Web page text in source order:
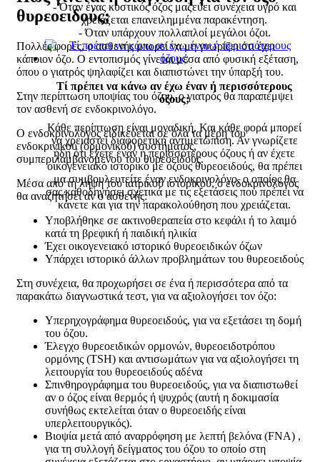
- Όταν ένας κυστικός όζος μαζεύει συνέχεια υγρό και
χρειάζεται επανειλημμένα παρακέντηση.
- Όταν υπάρχουν πολλαπλοί μεγάλοι όζοι.
Τί πρέπει να κάνω αν έχω έναν ή περισσότερους
όζους;
Κάθε περίπτωση είναι μοναδική. Και κάθε φορά μπορεί
να χρειαστεί διαφορετική αντιμετώπιση. Αν γνωρίζετε
ήδη ότι έχετε έναν ή περισσότερους όζους ή αν έχετε
οικογενειακό ιστορικό με όζους θυρεοειδούς, θα πρέπει
μα συμβουλευτείτε έναν ενδοκρινολόγο, ο οποίος θα
σας καθοδηγήσει σχετικά με τις εξετάσεις που πρέπει να
κάνετε και για την παρακολούθηση που χρειάζεται.
θυρεοειδούς;
Πολλές φορές, ο ασθενής μπορεί να μη γνωρίζει ότι έχει
κάποιον όζο. Ο εντοπισμός γίνεται μέσα από φυσική εξέταση,
όπου ο γιατρός ψηλαφίζει και διαπιστώνει την ύπαρξή του.
Στην περίπτωση υποψίας του όζου, ο γιατρός θα παραπέμψει
τον ασθενή σε ενδοκρινολόγο.
Ο ενδοκρινολόγος ειδικεύεται σε όλα τα μέρη του
ενδοκρινικού (ορμονικού) συστήματος,
συμπεριλαμβανομένου του θυρεοειδούς.
Μέσα από τη λήψη του ιατρικού ιστορικού, ο ενδοκρινολόγος
θα αναζητήσει αν ο ασθενής:
Υποβλήθηκε σε ακτινοθεραπεία στο κεφάλι ή το λαιμό
κατά τη βρεφική ή παιδική ηλικία
Έχει οικογενειακό ιστορικό θυρεοειδικών όζων
Υπάρχει ιστορικό άλλων προβλημάτων του θυρεοειδούς
Στη συνέχεια, θα προχωρήσει σε ένα ή περισσότερα από τα
παρακάτω διαγνωστικά τεστ, για να αξιολογήσει τον όζο:
Υπερηχογράφημα θυρεοειδούς, για να εξετάσει τη δομή
του όζου.
Έλεγχο θυρεοειδικών ορμονών, θυρεοειδοτρόπου
ορμόνης (TSH) και αντισωμάτων για να αξιολογήσει τη
λειτουργία του θυρεοειδούς αδένα
Σπινθηρογράφημα του θυρεοειδούς, για να διαπιστωθεί
αν ο όζος είναι θερμός ή ψυχρός (αυτή η δοκιμασία
συνήθως εκτελείται όταν ο θυρεοειδής είναι
υπερλειτουργικός).
Βιοψία μετά από αναρρόφηση με λεπτή βελόνα (FNA) ,
για τη συλλογή δείγματος του όζου το οποίο στη